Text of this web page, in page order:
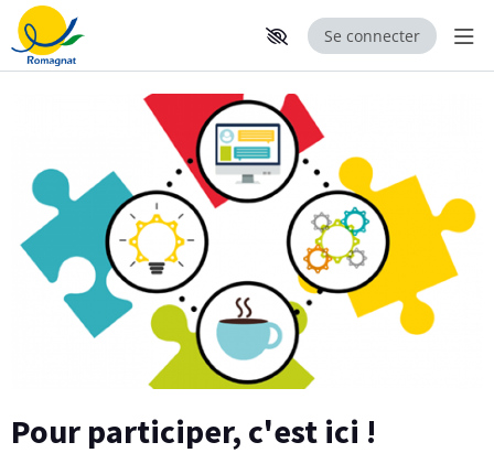
Aller au contenu principal
Paramètres d'accessibilité
Se connecter
Pour participer, c'est ici !